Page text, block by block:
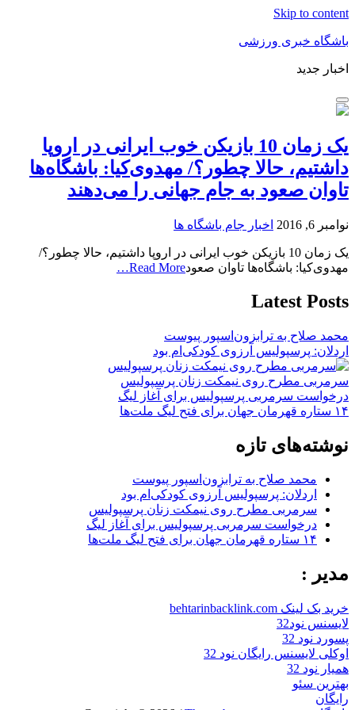
Skip to content
باشگاه خبری ورزشی
اخبار جدید
یک زمان 10 بازیکن خوب ایرانی در اروپا
داشتیم، حالا چطور؟/ مهدوی‌کیا: باشگاه‌ها
تاوان صعود به جام جهانی را می‌دهند
نوامبر 6, 2016 اخبار جام باشگاه ها
یک زمان 10 بازیکن خوب ایرانی در اروپا داشتیم، حالا چطور؟/
مهدوی‌کیا: باشگاه‌ها تاوان صعودRead More…
Latest Posts
محمد صلاح به ترابزون‌اسپور پیوست
اردلان: پرسپولیس آرزوی کودکی‌ام بود
سرمربی مطرح روی نیمکت زنان پرسپولیس
درخواست سرمربی پرسپولیس برای آغاز لیگ
۱۴ ستاره قهرمان جهان برای فتح لیگ ملت‌ها
نوشته‌های تازه
محمد صلاح به ترابزون‌اسپور پیوست
اردلان: پرسپولیس آرزوی کودکی‌ام بود
سرمربی مطرح روی نیمکت زنان پرسپولیس
درخواست سرمربی پرسپولیس برای آغاز لیگ
۱۴ ستاره قهرمان جهان برای فتح لیگ ملت‌ها
مدیر :
خرید بک لینک behtarinbacklink.com
لایسنس نود32
پسورد نود 32
اوکلی لایسنس رایگان نود 32
همیار نود 32
بهترین سئو
رایگان